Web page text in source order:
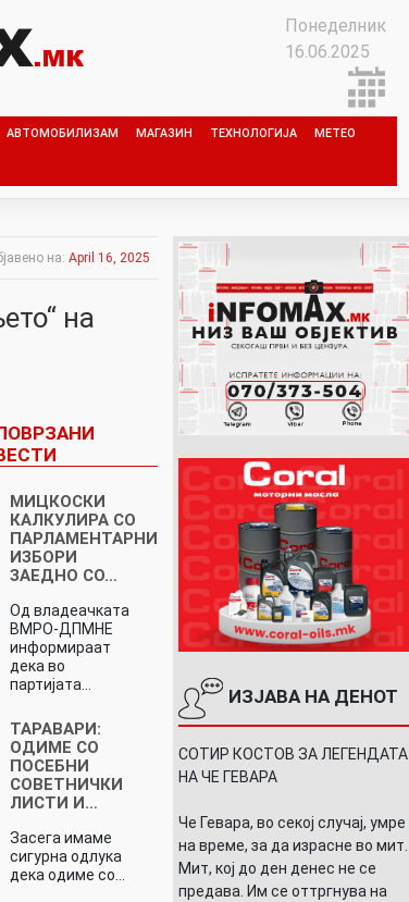
Понеделник
16.06.2025
АВТОМОБИЛИЗАМ МАГАЗИН ТЕХНОЛОГИЈА МЕТЕО
на: April 16, 2025
на
МИЦКОСКИ
КАЛКУЛИРА СО
ПАРЛАМЕНТАРНИ
ИЗБОРИ
ЗАЕДНО СО…
Од владеачката
ВМРО-ДПМНЕ
информираат
дека во
партијата…
ТАРАВАРИ:
ОДИМЕ СО
ПОСЕБНИ
СОВЕТНИЧКИ
ЛИСТИ И…
Засега имаме
сигурна одлука
дека одиме со…
ИЗЈАВА НА ДЕНОТ
СОТИР КОСТОВ ЗА ЛЕГЕНДАТА
НА ЧЕ ГЕВАРА
Че Гевара, во секој случај, умре
на време, за да израсне во мит.
Мит, кој до ден денес не се
предава. Им се оттргнува на